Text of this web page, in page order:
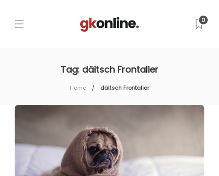
0
Tag: däitsch Frontalier
Home däitsch Frontalier